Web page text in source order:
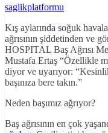
saglikplatformu
Kış aylarında soğuk
ağrısının şiddetinden ve
HOSPITAL Baş Ağrısı
Mustafa Ertaş “Özellikle
diyor ve uyarıyor:
başınıza bere takın.”
Neden başımız ağrıyor?
Baş ağrısının en çok